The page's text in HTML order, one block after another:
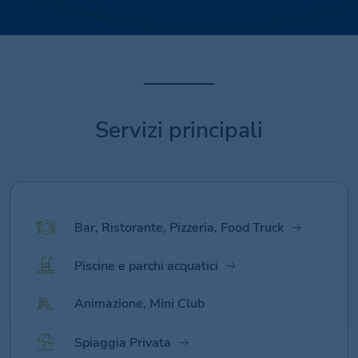
Servizi principali
Bar, Ristorante, Pizzeria, Food Truck
Piscine e parchi acquatici
Animazione, Mini Club
Spiaggia Privata